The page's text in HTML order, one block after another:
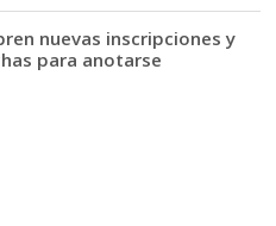
nuevas inscripciones y
para anotarse